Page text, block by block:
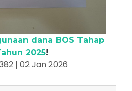
dana BOS Tahap
2025!
| 02 Jan 2026